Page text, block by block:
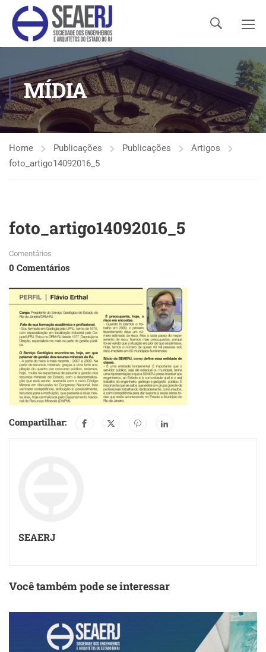
MÍDIA
Home Publicações Publicações
Artigos
foto_artigo14092016_5
foto_artigo14092016_5
Comentários
0 Comentários
Compartilhar:
SEAERJ
Você também pode se interessar